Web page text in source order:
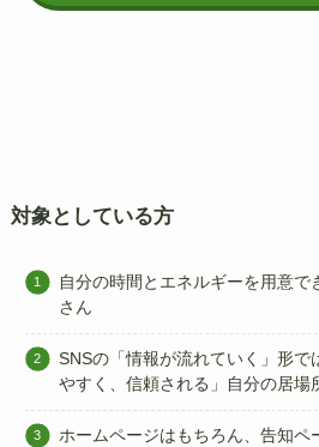
対象としている方
自分の時間とエネルギーを用意
さん
SNSの「情報が流れていく」形で
やすく、信頼される」自分の居場
ホームページはもちろん、告知ペ